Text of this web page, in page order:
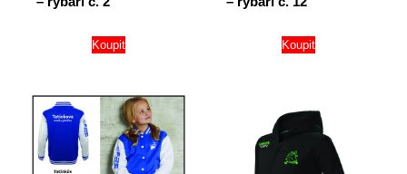
Koupit Koupit